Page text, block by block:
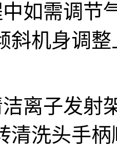
如需调节
斜机身调
离子发射
清洗头手